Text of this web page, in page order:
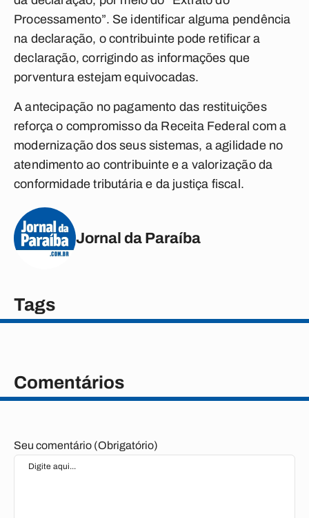
Processamento”. Se identificar alguma pendência
na declaração, o contribuinte pode retificar a
declaração, corrigindo as informações que
porventura estejam equivocadas.
A antecipação no pagamento das restituições
reforça o compromisso da Receita Federal com a
modernização dos seus sistemas, a agilidade no
atendimento ao contribuinte e a valorização da
conformidade tributária e da justiça fiscal.
Jornal da Paraíba
Tags
Comentários
Seu comentário (Obrigatório)